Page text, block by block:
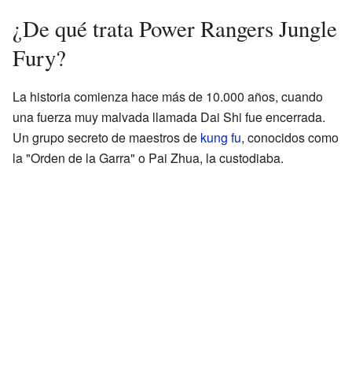
¿De qué trata Power Rangers Jungle
Fury?
La historia comienza hace más de 10.000 años, cuando
una fuerza muy malvada llamada Dai Shi fue encerrada.
Un grupo secreto de maestros de kung fu, conocidos como
la "Orden de la Garra" o Pai Zhua, la custodiaba.